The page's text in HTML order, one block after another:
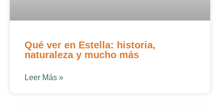
Qué ver en Estella: historia,
naturaleza y mucho más
Leer Más »